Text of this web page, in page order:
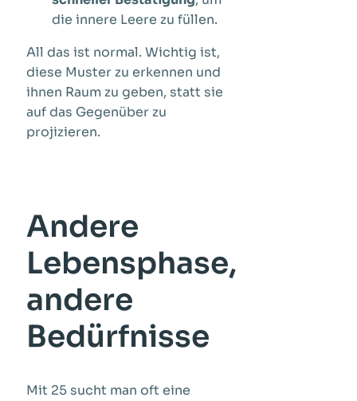
die innere Leere zu füllen.
All das ist normal. Wichtig ist,
diese Muster zu erkennen und
ihnen Raum zu geben, statt sie
auf das Gegenüber zu
projizieren.
Andere
Lebensphase,
andere
Bedürfnisse
Mit 25 sucht man oft eine